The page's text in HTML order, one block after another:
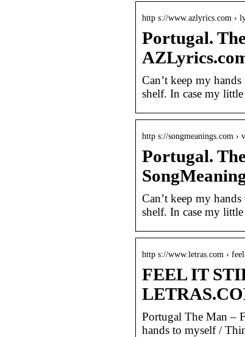
http s://www.azlyrics.com ›
Portugal.
Can’t keep my
shelf. In case my
http s://songmeanings.com ›
Portugal.
Can’t keep my
shelf. In case my
http s://www.letras.com ›
FEEL IT
Portugal The Man –
hands to myself /